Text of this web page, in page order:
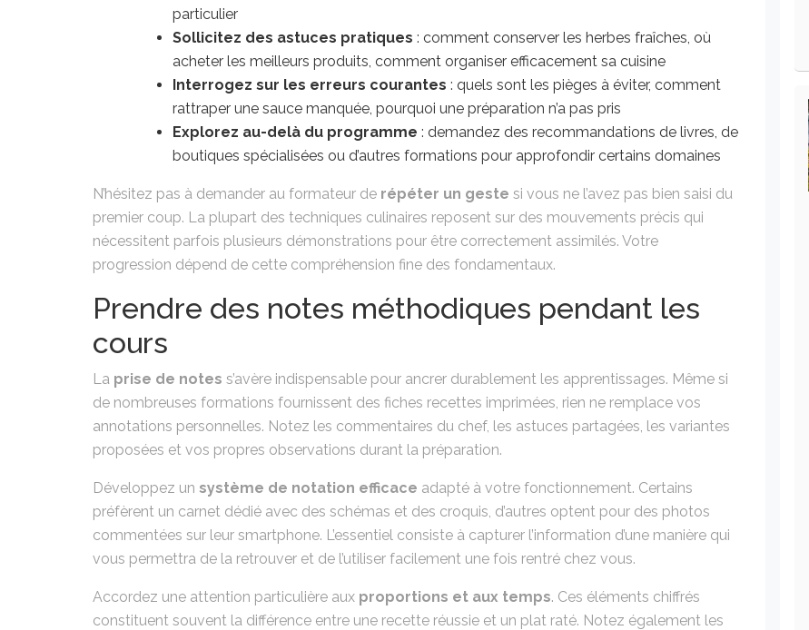
particulier
Sollicitez des astuces pratiques : comment conserver les herbes fraîches, où
acheter les meilleurs produits, comment organiser efficacement sa cuisine
Interrogez sur les erreurs courantes : quels sont les pièges à éviter, comment
rattraper une sauce manquée, pourquoi une préparation n’a pas pris
Explorez au-delà du programme : demandez des recommandations de livres, de
boutiques spécialisées ou d’autres formations pour approfondir certains domaines
N’hésitez pas à demander au formateur de répéter un geste si vous ne l’avez pas bien saisi du
premier coup. La plupart des techniques culinaires reposent sur des mouvements précis qui
nécessitent parfois plusieurs démonstrations pour être correctement assimilés. Votre
progression dépend de cette compréhension fine des fondamentaux.
Prendre des notes méthodiques pendant les
cours
La prise de notes s’avère indispensable pour ancrer durablement les apprentissages. Même si
de nombreuses formations fournissent des fiches recettes imprimées, rien ne remplace vos
annotations personnelles. Notez les commentaires du chef, les astuces partagées, les variantes
proposées et vos propres observations durant la préparation.
Développez un système de notation efficace adapté à votre fonctionnement. Certains
préfèrent un carnet dédié avec des schémas et des croquis, d’autres optent pour des photos
commentées sur leur smartphone. L’essentiel consiste à capturer l’information d’une manière qui
vous permettra de la retrouver et de l’utiliser facilement une fois rentré chez vous.
Accordez une attention particulière aux proportions et aux temps. Ces éléments chiffrés
constituent souvent la différence entre une recette réussie et un plat raté. Notez également les